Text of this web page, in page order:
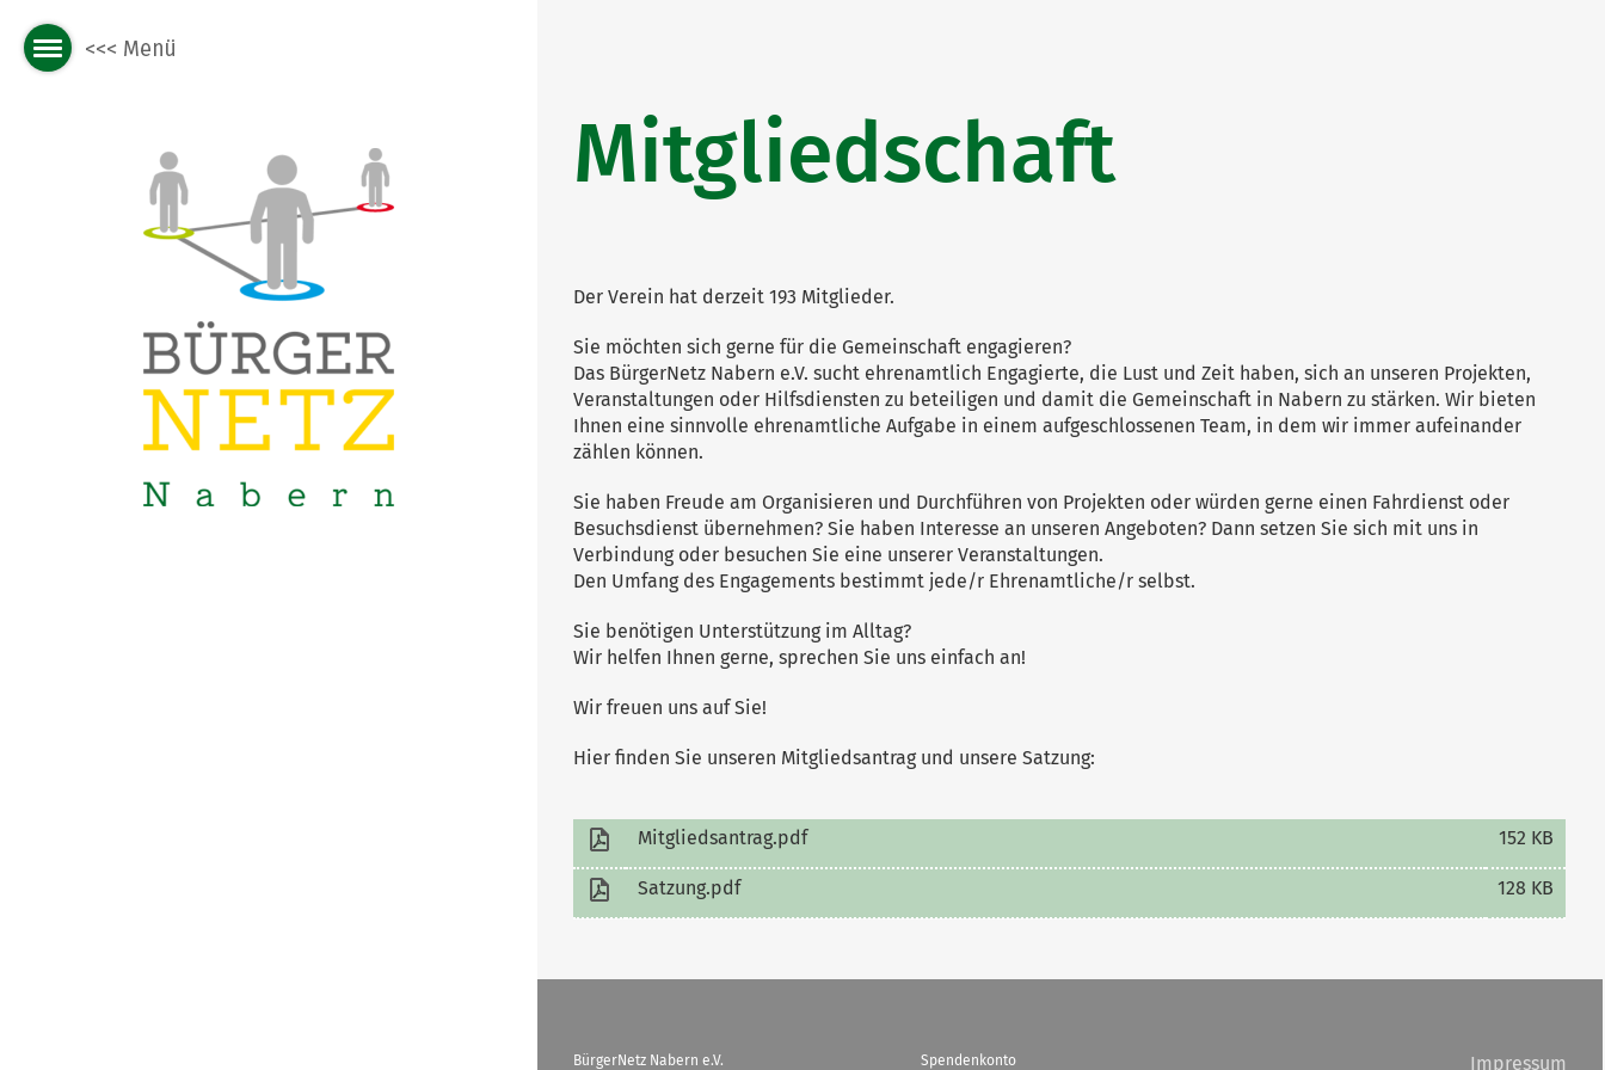
Mitgliedschaft
Der Verein hat derzeit 193 Mitglieder.
Sie möchten sich gerne für die Gemeinschaft engagieren?
Das BürgerNetz Nabern e.V. sucht ehrenamtlich Engagierte, die Lust und Zeit haben, sich an unseren Projekten,
Veranstaltungen oder Hilfsdiensten zu beteiligen und damit die Gemeinschaft in Nabern zu stärken. Wir bieten
Ihnen eine sinnvolle ehrenamtliche Aufgabe in einem aufgeschlossenen Team, in dem wir immer aufeinander
zählen können.
Sie haben Freude am Organisieren und Durchführen von Projekten oder würden gerne einen Fahrdienst oder
Besuchsdienst übernehmen? Sie haben Interesse an unseren Angeboten? Dann setzen Sie sich mit uns in
Verbindung oder besuchen Sie eine unserer Veranstaltungen.
Den Umfang des Engagements bestimmt jede/r Ehrenamtliche/r selbst.
Sie benötigen Unterstützung im Alltag?
Wir helfen Ihnen gerne, sprechen Sie uns einfach an!
Wir freuen uns auf Sie!
Hier finden Sie unseren Mitgliedsantrag und unsere Satzung:
Mitgliedsantrag.pdf 152 KB
Satzung.pdf 128 KB
BürgerNetz Nabern e.V. Spendenkonto Impressum